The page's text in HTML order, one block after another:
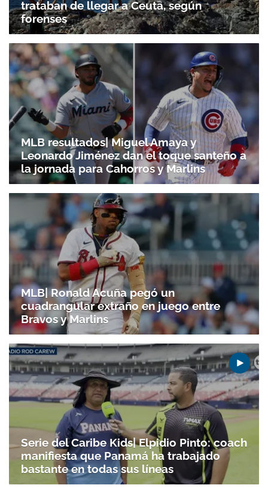
Gracias por suscribirte a nuestro boletín.
ACEPTAR
trataban de llegar a Ceuta, según
forenses
MLB resultados| Miguel Amaya y
Leonardo Jiménez dan el toque santeño a
la jornada para Cahorros y Marlins
MLB| Ronald Acuña pegó un
cuadrangular extraño en juego entre
Bravos y Marlins
Serie del Caribe Kids| Elpidio Pinto: coach
manifiesta que Panamá ha trabajado
bastante en todas sus líneas